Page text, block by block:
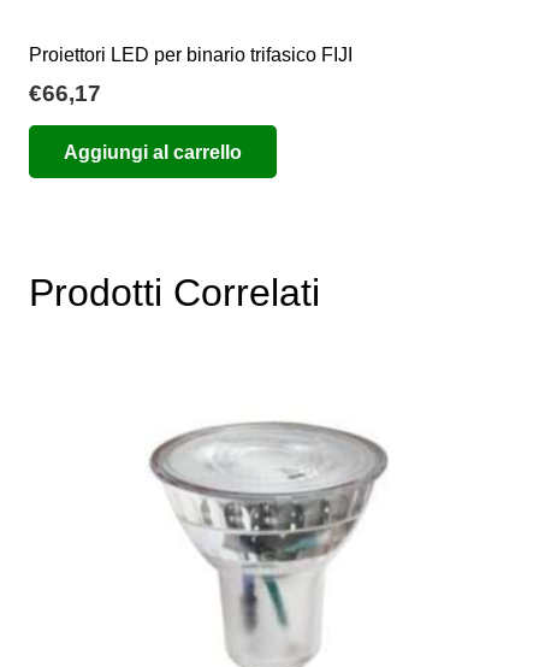
Proiettori LED per binario trifasico FIJI
€66,17
Aggiungi al carrello
Prodotti Correlati